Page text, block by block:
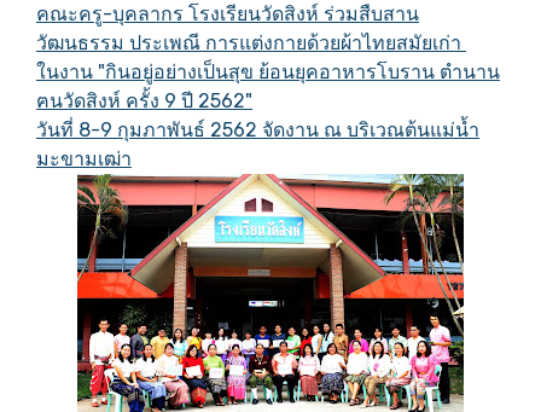
คณะครู-บุคลากร โรงเรียนวัดสิงห์ ร่วมสืบสาน
วัฒนธรรม ประเพณี การแต่งกายด้วยผ้าไทยสมัยเก่า
ในงาน "กินอยู่อย่างเป็นสุข ย้อนยุคอาหารโบราน ตำนาน
ฅนวัดสิงห์ ครั้ง 9 ปี 2562"
วันที่ 8-9 กุมภาพันธ์ 2562 จัดงาน ณ บริเวณต้นแม่น้ำ
มะขามเฒ่า